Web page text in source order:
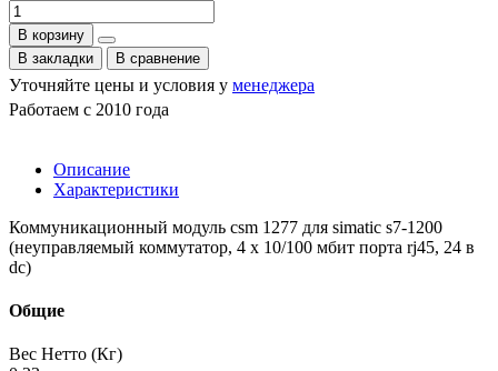
В корзину
В закладки
В сравнение
Уточняйте цены и условия у менеджера
Работаем с 2010 года
Описание
Характеристики
Коммуникационный модуль csm 1277 для simatic s7-1200
(неуправляемый коммутатор, 4 х 10/100 мбит порта rj45, 24 в
dc)
Общие
Вес Нетто (Кг)